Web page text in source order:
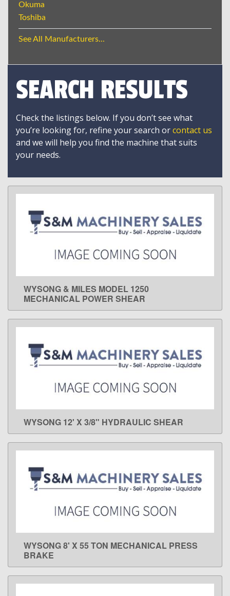
Okuma
Toshiba
See All Manufacturers...
SEARCH RESULTS
Check the listings below. If you don’t see what
you’re looking for, refine your search orcontact us
and we will help you find the machine that suits
your needs.
LEARN MORE
WYSONG & MILES MODEL 1250
MECHANICAL POWER SHEAR
LEARN MORE
WYSONG 12' X 3/8" HYDRAULIC SHEAR
LEARN MORE
WYSONG 8' X 55 TON MECHANICAL PRESS
BRAKE